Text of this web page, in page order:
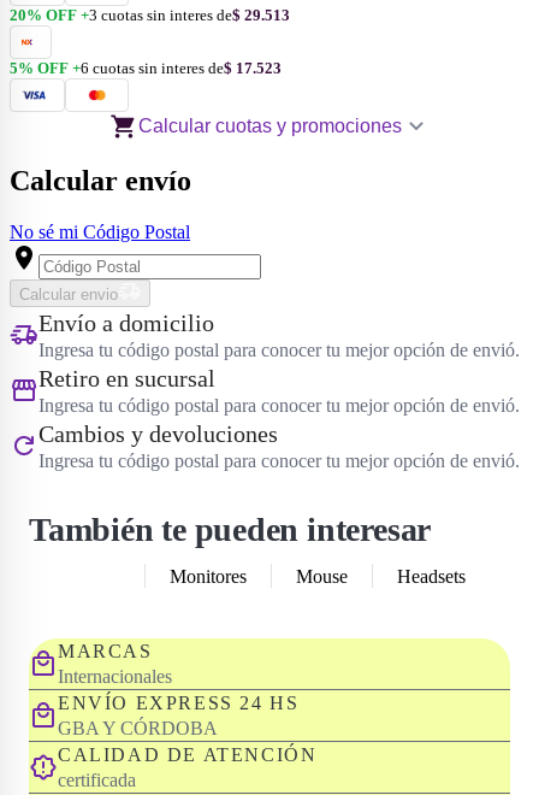
20% OFF +3 cuotas sin interes de$ 29.513
5% OFF +6 cuotas sin interes de$ 17.523
Calcular cuotas y promociones
Calcular envío
No sé mi Código Postal
Calcular envio
Envío a domicilio
Ingresa tu código postal para conocer tu mejor opción de envió.
Retiro en sucursal
Ingresa tu código postal para conocer tu mejor opción de envió.
Cambios y devoluciones
Ingresa tu código postal para conocer tu mejor opción de envió.
También te pueden interesar
Monitores Mouse Headsets
MARCAS
Internacionales
ENVÍO EXPRESS 24 HS
GBA Y CÓRDOBA
CALIDAD DE ATENCIÓN
certificada